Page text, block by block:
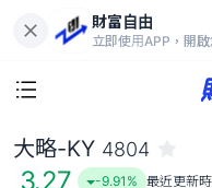
財富自由
立即使用APP，開3.27
大略-KY 4804
3.27 -9.91% 最近更新時